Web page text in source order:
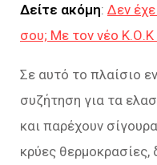
Δείτε ακόμη: Δεν
σου; Με τον νέο
Σε αυτό το πλαίσιο
συζήτηση για τα
και παρέχουν
κρύες θερμοκρασίες,